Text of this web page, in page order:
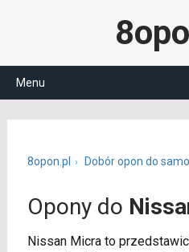
Menu
8opon.pl Dobór opon do
Opony do
Nissan Micra to